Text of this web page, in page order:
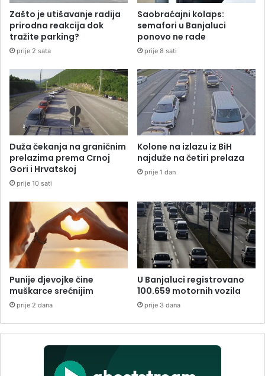
Zašto je utišavanje radija
prirodna reakcija dok
tražite parking?
prije 2 sata
Saobraćajni kolaps:
semafori u Banjaluci
ponovo ne rade
prije 8 sati
Duža čekanja na graničnim
prelazima prema Crnoj
Gori i Hrvatskoj
prije 10 sati
Kolone na izlazu iz BiH
najduže na četiri prelaza
prije 1 dan
Punije djevojke čine
muškarce srećnijim
prije 2 dana
U Banjaluci registrovano
100.659 motornih vozila
prije 3 dana